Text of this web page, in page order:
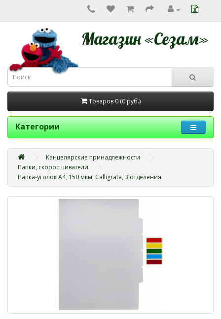
Магазин «Сезам»
Товаров 0 (0 руб.)
Категории
Канцелярские принадлежности
Папки, скоросшиватели
Папка-уголок А4, 150 мкм, Calligrata, 3 отделения